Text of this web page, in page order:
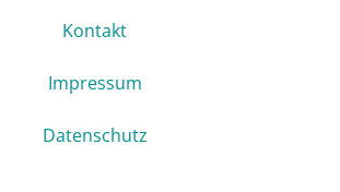
Kontakt
Impressum
Datenschutz